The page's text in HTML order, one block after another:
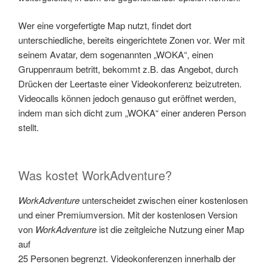
Wer eine vorgefertigte Map nutzt, findet dort
unterschiedliche, bereits eingerichtete Zonen vor. Wer mit
seinem Avatar, dem sogenannten „WOKA“, einen
Gruppenraum betritt, bekommt z.B. das Angebot, durch
Drücken der Leertaste einer Videokonferenz beizutreten.
Videocalls können jedoch genauso gut eröffnet werden,
indem man sich dicht zum „WOKA“ einer anderen Person
stellt.
Was kostet WorkAdventure?
WorkAdventure unterscheidet zwischen einer kostenlosen
und einer Premiumversion. Mit der kostenlosen Version
von WorkAdventure ist die zeitgleiche Nutzung einer Map
auf
25 Personen begrenzt. Videokonferenzen innerhalb der